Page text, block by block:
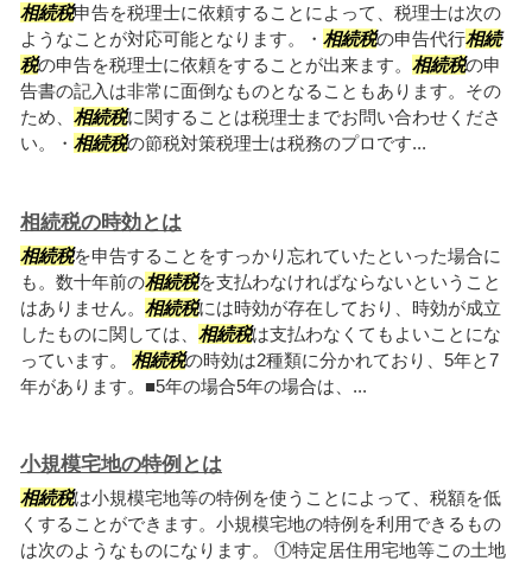
相続税申告を税理士に依頼することによって、税理士は次の
ようなことが対応可能となります。・ 相続税の申告代行相続
税の申告を税理士に依頼をすることが出来ます。 相続税の申
告書の記入は非常に面倒なものとなることもあります。その
ため、 相続税に関することは税理士までお問い合わせくださ
い。・ 相続税の節税対策税理士は税務のプロです...
相続税の時効とは
相続税を申告することをすっかり忘れていたといった場合に
も。数十年前の相続税を支払わなければならないということ
はありません。 相続税には時効が存在しており、時効が成立
したものに関しては、 相続税は支払わなくてもよいことにな
っています。 相続税の時効は2種類に分かれており、5年と7
年があります。■5年の場合5年の場合は、...
小規模宅地の特例とは
相続税は小規模宅地等の特例を使うことによって、税額を低
くすることができます。小規模宅地の特例を利用できるもの
は次のようなものになります。 ①特定居住用宅地等この土地